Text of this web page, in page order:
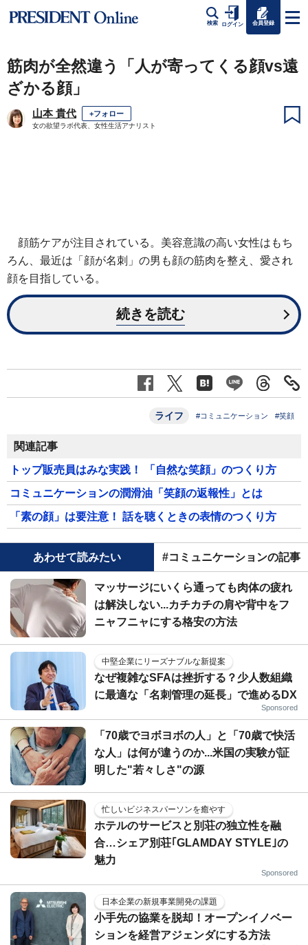
検索 ログイン 会員登録
筋肉が全然違う「人が寄ってくる顔vs遠
ざかる顔」
山本 貴代 +フォロー
女の欲望ラボ代表、女性生活アナリスト
顔筋ケアが注目されている。美容意識の高い女性はもち
ろん、最近は「顔が名刺」の男も顔の筋肉を整え、愛され
顔を目指している。
続きを読む
ライフ #コミュニケーション #笑顔
関連記事
トップ販売員はみな実践！ 「自然な笑顔」のつくり方
コミュニケーションの潤滑油「笑顔の返報性」とは
「素の顔」は要注意！ 話を聴くときの表情のつくり方
あわせて読みたい #コミュニケーションの記事
マッサージにいくら通っても肉体の疲れ
は解決しない...カチカチの肩や背中をフ
ニャフニャにする格安の方法
中堅企業にリーズナブルな新提案
なぜ複雑なSFAは挫折する？少人数組織
に最適な「名刺管理の延長」で進めるDX
Sponsored
「70歳でヨボヨボの人」と「70歳で快活
な人」は何が違うのか...米国の実験が証
明した"若々しさ"の源
忙しいビジネスパーソンを癒やす
ホテルのサービスと別荘の独立性を融
合…シェア別荘｢GLAMDAY STYLE｣の
魅力
Sponsored
日本企業の新規事業開発の課題
小手先の協業を脱却！オープンイノベー
ションを経営アジェンダにする方法